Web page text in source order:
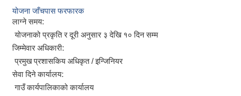
योजना जाँचपास फरफारक
लाग्ने समय:
योजनाको प्रकृति र दूरी अनुसार ३ देखि १० दिन सम्म
जिम्मेवार अधिकारी:
प्रमुख प्रशासकिय अधिकृत / इन्जिनियर
सेवा दिने कार्यालय:
गाउँ कार्यपालिकाको कार्यालय